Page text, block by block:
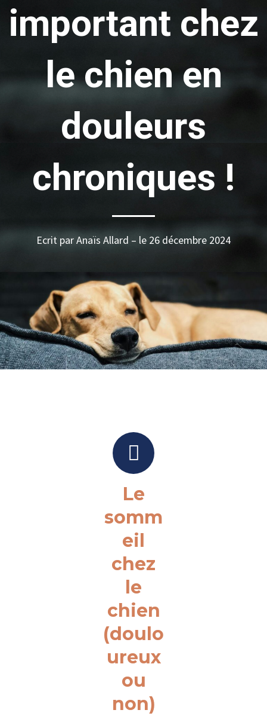
important chez
le chien en
douleurs
chroniques !
Ecrit par Anaïs Allard – le 26 décembre 2024
Le
somm
eil
chez
le
chien
(doulo
ureux
ou
non)